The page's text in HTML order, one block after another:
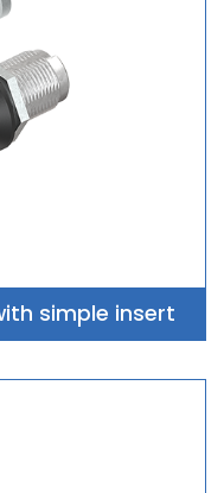
simple insert